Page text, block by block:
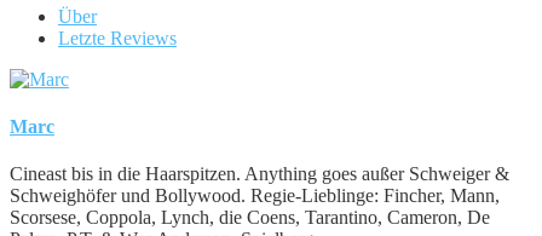
Über
Letzte Reviews
Marc
Cineast bis in die Haarspitzen. Anything goes außer Schweiger &
Schweighöfer und Bollywood. Regie-Lieblinge: Fincher, Mann,
Scorsese, Coppola, Lynch, die Coens, Tarantino, Cameron, De